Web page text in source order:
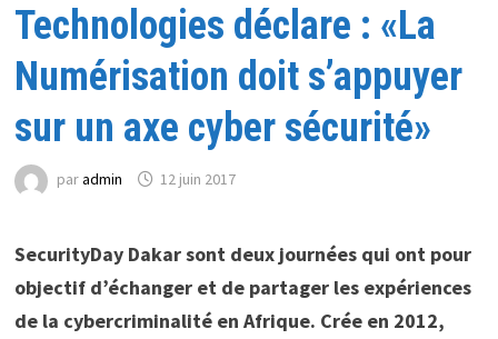
Technologies déclare : «La
Numérisation doit s’appuyer
sur un axe cyber sécurité»
paradmin 12 juin 2017
SecurityDay Dakar sont deux journées qui ont pour
objectif d’échanger et de partager les expériences
de la cybercriminalité en Afrique. Crée en 2012,